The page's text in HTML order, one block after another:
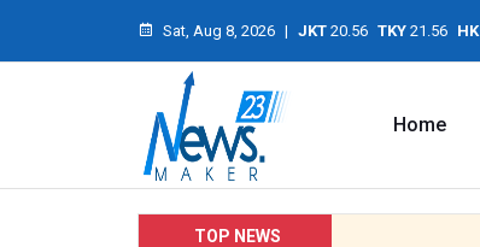
Sat, Aug 8, 2026 | JKT 20.56 TKY 21.56 HK
Home
TOP NEWS